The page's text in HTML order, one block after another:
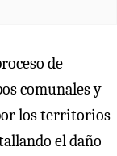
de
comunales y
los territorios
el daño